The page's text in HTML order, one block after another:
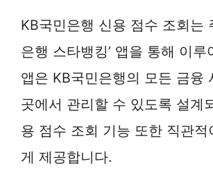
KB국민은행 신용 점수 조회는
은행 스타뱅킹’ 앱을 통해 이루
앱은 KB국민은행의 모든 금융
곳에서 관리할 수 있도록 설계
용 점수 조회 기능 또한 직관적
게 제공합니다.